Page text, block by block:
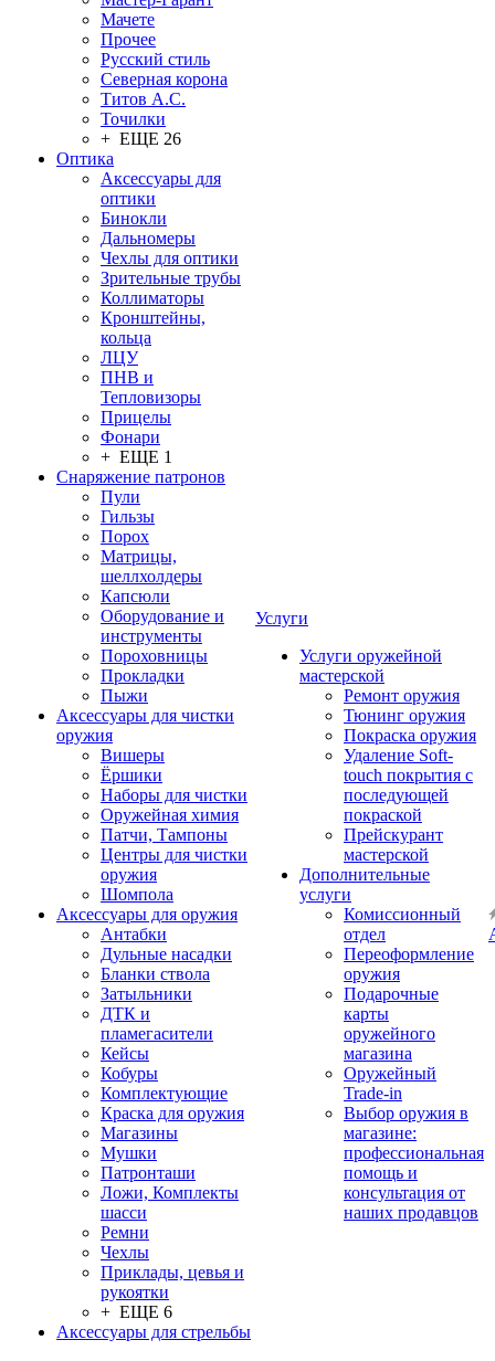
Мачете
Прочее
Русский стиль
Северная корона
Титов А.С.
Точилки
+ ЕЩЕ 26
Оптика
Аксессуары для
оптики
Бинокли
Дальномеры
Чехлы для оптики
Зрительные трубы
Коллиматоры
Кронштейны,
кольца
ЛЦУ
ПНВ и
Тепловизоры
Прицелы
Фонари
+ ЕЩЕ 1
Снаряжение патронов
Пули
Гильзы
Порох
Матрицы,
шеллхолдеры
Капсюли
Оборудование и
инструменты
Пороховницы
Прокладки
Пыжи
Аксессуары для чистки
оружия
Вишеры
Ёршики
Наборы для чистки
Оружейная химия
Патчи, Тампоны
Центры для чистки
оружия
Шомпола
Аксессуары для оружия
Антабки
Дульные насадки
Бланки ствола
Затыльники
ДТК и
пламегасители
Кейсы
Кобуры
Комплектующие
Краска для оружия
Магазины
Мушки
Патронташи
Ложи, Комплекты
шасси
Ремни
Чехлы
Приклады, цевья и
рукоятки
+ ЕЩЕ 6
Аксессуары для стрельбы
Услуги
Услуги оружейной
мастерской
Ремонт оружия
Тюнинг оружия
Покраска оружия
Удаление Soft-
touch покрытия с
последующей
покраской
Прейскурант
мастерской
Дополнительные
услуги
Комиссионный
отдел
Переоформление
оружия
Подарочные
карты
оружейного
магазина
Оружейный
Trade-in
Выбор оружия в
магазине:
профессиональная
помощь и
консультация от
наших продавцов